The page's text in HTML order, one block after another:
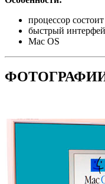
процессор
быстрый
Mac OS